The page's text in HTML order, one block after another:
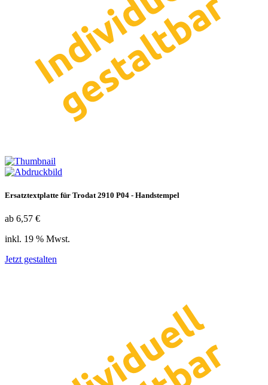
Ersatztextplatte für Trodat 2910 P04 - Handstempel
ab 6,57 €
inkl. 19 % Mwst.
Jetzt gestalten